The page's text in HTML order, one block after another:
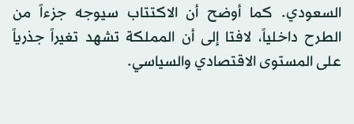
السعودي. كما أوضح أن الاكتتاب سيوجه جزءاً من
الطرح داخلياً، لافتا إلى أن المملكة تشهد تغيراً جذرياً
على المستوى الاقتصادي والسياسي.